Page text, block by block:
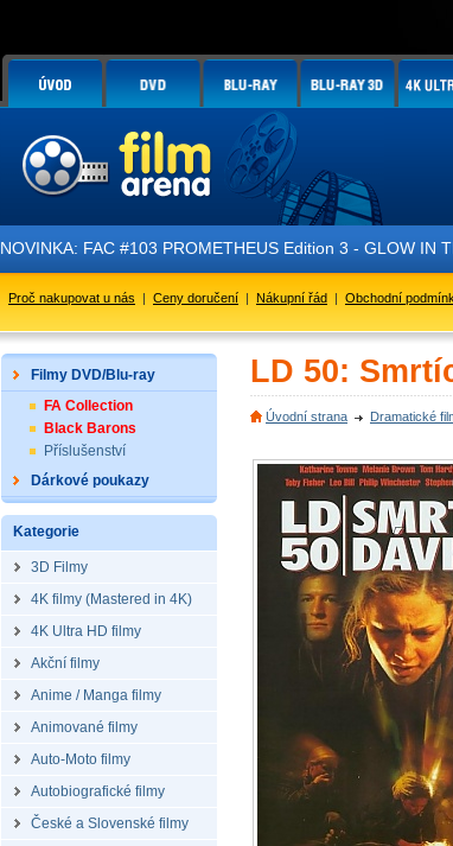
NOVINKA: FAC #103 PROMETHEUS Edition 3 - GLOW IN
Proč nakupovat u nás | Ceny doručení | Nákupní řád | Obchodní
Filmy DVD/Blu-ray
FA Collection
Black Barons
Příslušenství
Dárkové poukazy
Kategorie
3D Filmy
4K filmy (Mastered in 4K)
4K Ultra HD filmy
Akční filmy
Anime / Manga filmy
Animované filmy
Auto-Moto filmy
Autobiografické filmy
České a Slovenské filmy
LD 50:
Úvodní strana Dramatické